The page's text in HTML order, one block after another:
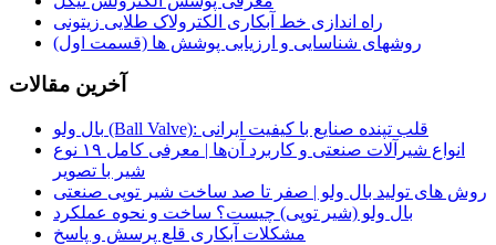
راه اندازی خط آبکاری الکترولاک طلایی زیتونی
روشهای شناسایی و ارزیابی پوشش ها (قسمت اول)
آخرین مقالات
بال ولو (Ball Valve): قلب تپنده صنایع با کیفیت ایرانی
انواع شیرآلات صنعتی و کاربرد آن‌ها | معرفی کامل ۱۹ نوع
شیر با تصویر
روش‌ های تولید بال ولو | صفر تا صد ساخت شیر توپی صنعتی
بال ولو (شیر توپی) چیست؟ ساخت و نحوه عملکرد
مشکلات آبکاری قلع پرسش و پاسخ